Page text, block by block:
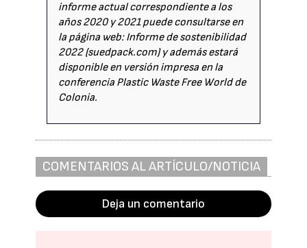
informe actual correspondiente a los
años 2020 y 2021 puede consultarse en
la página web: Informe de sostenibilidad
2022 (suedpack.com) y además estará
disponible en versión impresa en la
conferencia Plastic Waste Free World de
Colonia.
COMENTARIOS AL ARTÍCULO/NOTICIA
Deja un comentario